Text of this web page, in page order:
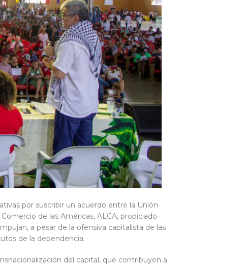
por suscribir un acuerdo entre la Unión
de las Américas, ALCA, propiciado
a pesar de la ofensiva capitalista de las
de la dependencia.
del capital, que contribuyen a